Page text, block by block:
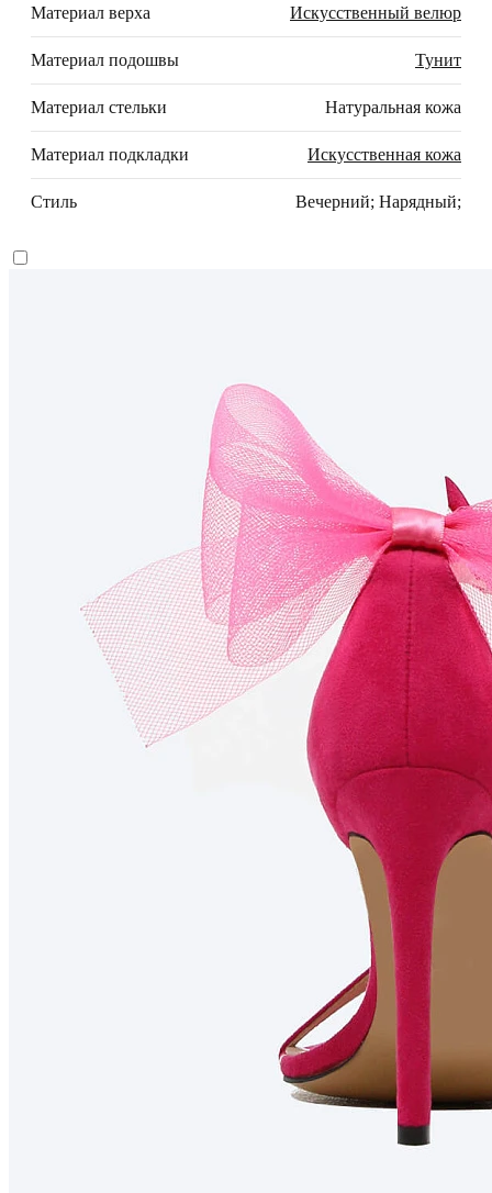
Материал верха Искусственный велюр
Материал подошвы Тунит
Материал стельки Натуральная кожа
Материал подкладки Искусственная кожа
Стиль Вечерний; Нарядный;